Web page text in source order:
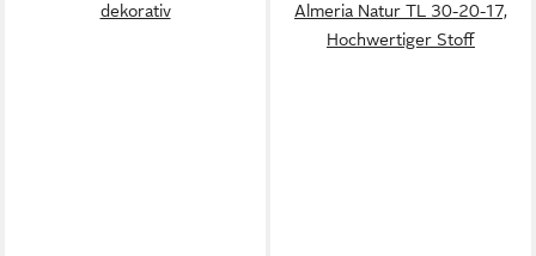
dekorativ
Almeria Natur TL 30-20-17,
Hochwertiger Stoff